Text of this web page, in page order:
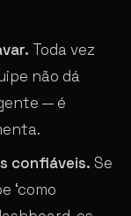
Toda vez
não dá
— é
confiáveis. Se
‘como